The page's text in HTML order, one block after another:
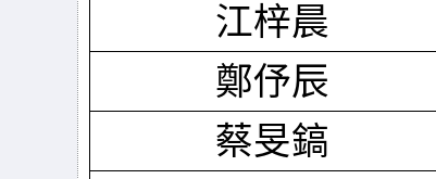
江梓晨
鄭伃辰
蔡旻鎬